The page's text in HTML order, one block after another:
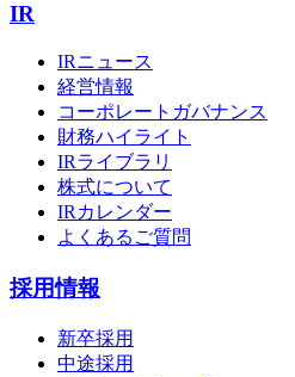
IR
IRニュース
経営情報
コーポレートガバナンス
財務ハイライト
IRライブラリ
株式について
IRカレンダー
よくあるご質問
採用情報
新卒採用
中途採用